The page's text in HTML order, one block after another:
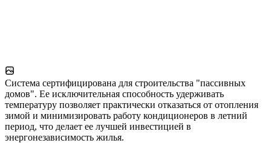
Система сертифицирована для строительства "пассивных
домов". Ее исключительная способность удерживать
температуру позволяет практически отказаться от отопления
зимой и минимизировать работу кондиционеров в летний
период, что делает ее лучшей инвестицией в
энергонезависимость жилья.